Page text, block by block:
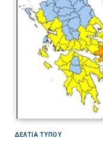
ΔΕΛΤΙΑ ΤΥΠΟΥ